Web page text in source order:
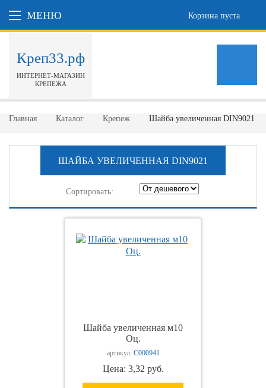
МЕНЮ Корзина пуста
Креп33.рф
ИНТЕРНЕТ-МАГАЗИН
КРЕПЕЖА
Главная Каталог Крепеж Шайба увеличенная DIN9021
ШАЙБА УВЕЛИЧЕННАЯ DIN9021
Сортировать:
Шайба увеличенная м10
Оц.
артикул: С000941
Цена: 3,32 руб.